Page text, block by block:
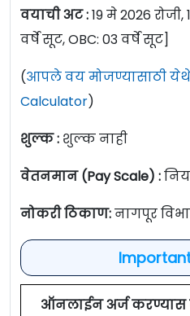
वयाची अट :19 मे 2026 रोजी,
वर्षे सूट, OBC: 03 वर्षे सूट]
(आपले वय मोजण्यासाठी
Calculator)
शुल्क : शुल्क नाही
वेतनमान (Pay Scale) :
नोकरी ठिकाण:नागपूर
ऑनलाईन अर्ज